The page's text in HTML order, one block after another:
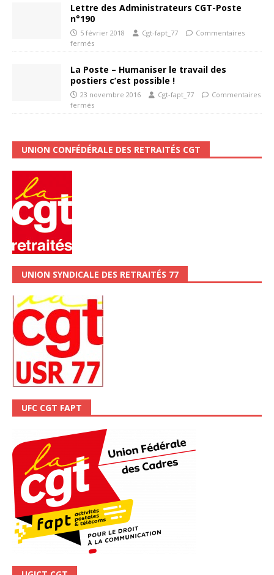
Lettre des Administrateurs CGT-Poste
n°190
5 février 2018 Cgt-fapt_77
Commentaires
fermés
La Poste – Humaniser le travail des
postiers c’est possible !
23 novembre 2016 Cgt-fapt_77
Commentaires
fermés
UNION CONFÉDÉRALE DES RETRAITÉS CGT
UNION SYNDICALE DES RETRAITÉS 77
UFC CGT FAPT